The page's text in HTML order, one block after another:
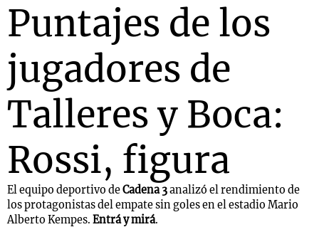
Puntajes de los
jugadores de
Talleres y Boca:
Rossi, figura
El equipo deportivo deCadena 3analizó el rendimiento de
los protagonistas del empate sin goles en el estadio Mario
Alberto Kempes. Entrá y mirá.